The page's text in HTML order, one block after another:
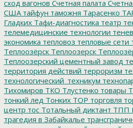
сход вагонов Счетная палата
США тайфун таможня Тарасенко
Гладких Тафи-диагностика театр
телемедицинские технологии
экономика тепловоз тепловые сети
Теплоозёрск Теплоозерск
Теплоозерский цементный завод
территория действий терроризм
технологический_техникум
Тихомиров ТКО Тлустенко товары
тонкий лед Тонких ТОР торговля
центр тос Тотальный диктант ТПП
трагедия в Забайкалье